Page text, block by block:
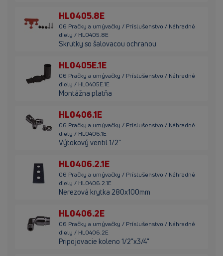
HL0405.8E
06 Pračky a umývačky / Príslušenstvo / Náhradné
diely / HL0405.8E
Skrutky so šalovacou ochranou
HL0405E.1E
06 Pračky a umývačky / Príslušenstvo / Náhradné
diely / HL0405E.1E
Montážna platňa
HL0406.1E
06 Pračky a umývačky / Príslušenstvo / Náhradné
diely / HL0406.1E
Výtokový ventil 1/2"
HL0406.2.1E
06 Pračky a umývačky / Príslušenstvo / Náhradné
diely / HL0406.2.1E
Nerezová krytka 280x100mm
HL0406.2E
06 Pračky a umývačky / Príslušenstvo / Náhradné
diely / HL0406.2E
Pripojovacie koleno 1/2"x3/4"